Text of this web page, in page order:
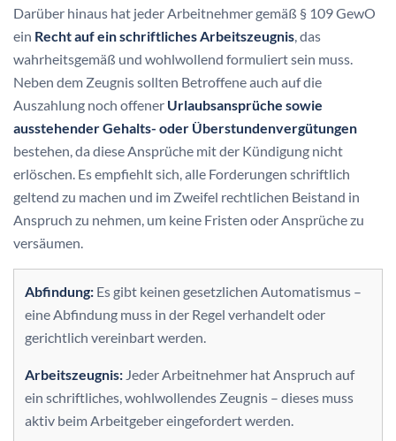
Darüber hinaus hat jeder Arbeitnehmer gemäß § 109 GewO
ein Recht auf ein schriftliches Arbeitszeugnis, das
wahrheitsgemäß und wohlwollend formuliert sein muss.
Neben dem Zeugnis sollten Betroffene auch auf die
Auszahlung noch offener Urlaubsansprüche sowie
ausstehender Gehalts- oder Überstundenvergütungen
bestehen, da diese Ansprüche mit der Kündigung nicht
erlöschen. Es empfiehlt sich, alle Forderungen schriftlich
geltend zu machen und im Zweifel rechtlichen Beistand in
Anspruch zu nehmen, um keine Fristen oder Ansprüche zu
versäumen.
Abfindung: Es gibt keinen gesetzlichen Automatismus –
eine Abfindung muss in der Regel verhandelt oder
gerichtlich vereinbart werden.
Arbeitszeugnis: Jeder Arbeitnehmer hat Anspruch auf
ein schriftliches, wohlwollendes Zeugnis – dieses muss
aktiv beim Arbeitgeber eingefordert werden.